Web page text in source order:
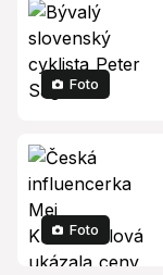
Foto
Foto